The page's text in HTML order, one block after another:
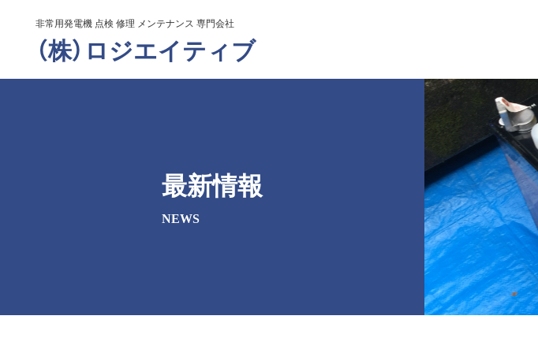
非常用発電機 点検 修理 メンテナンス 専門会社
（株）ロジエイティブ
最新情報
NEWS